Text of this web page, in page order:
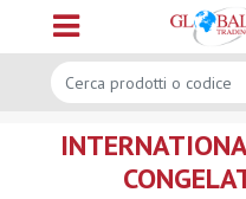
Open menu